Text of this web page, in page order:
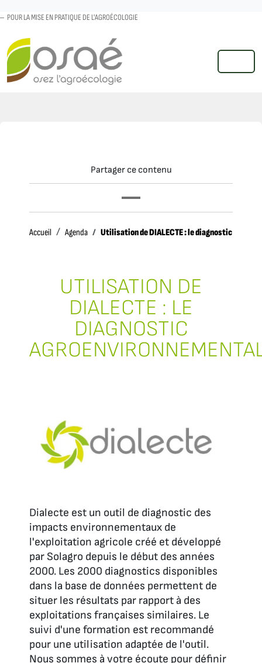
POUR LA MISE EN PRATIQUE DE L'AGROÉCOLOGIE
MENU
Partager ce contenu
Accueil AccueilAgenda Utilisation de DIALECTE : le diagnostic
UTILISATION DE
DIALECTE : LE
DIAGNOSTIC
Dialecte est un outil de diagnostic des
impacts environnementaux de
l'exploitation agricole créé et développé
par Solagro depuis le début des années
2000. Les 2000 diagnostics disponibles
dans la base de données permettent de
situer les résultats par rapport à des
exploitations françaises similaires. Le
suivi d'une formation est recommandé
pour une utilisation adaptée de l'outil.
Nous sommes à votre écoute pour définir